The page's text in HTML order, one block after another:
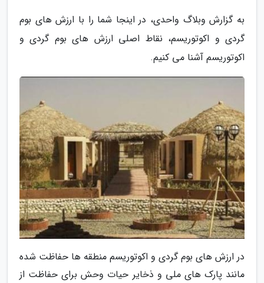
به گزارش وبلاگ واحدی، در اینجا شما را با ارزش های بوم
گردی و اکوتوریسم، نقاط اصلی ارزش های بوم گردی و
اکوتوریسم آشنا می کنیم.
در ارزش های بوم گردی و اکوتوریسم منطقه ها حفاظت شده
مانند پارک های ملی و ذخایر حیات وحش برای حفاظت از